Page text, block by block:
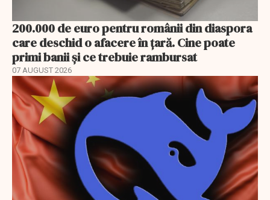
200.000 de euro pentru românii din diaspora
care deschid o afacere în țară. Cine poate
primi banii și ce trebuie rambursat
07 AUGUST 2026